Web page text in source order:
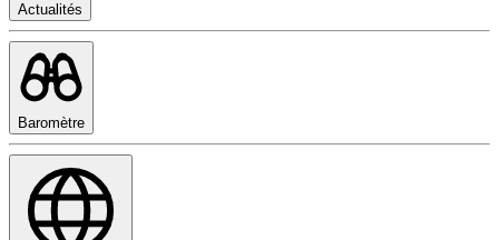
Actualités
Baromètre